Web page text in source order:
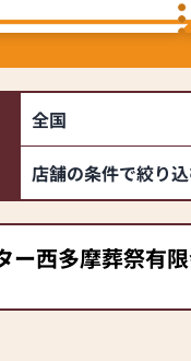
全国
店舗の条件で絞り
ー西多摩葬祭有